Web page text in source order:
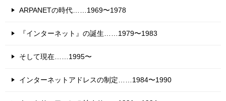
ARPANETの時代……1969〜1978
『インターネット』の誕生……1979〜1983
そして現在……1995〜
インターネットアドレスの制定……1984〜1990